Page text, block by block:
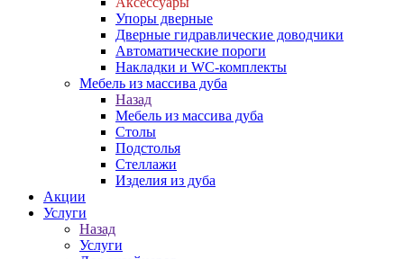
Упоры дверные
Дверные гидравлические доводчики
Автоматические пороги
Накладки и WC-комплекты
Мебель из массива дуба
Назад
Мебель из массива дуба
Столы
Подстолья
Стеллажи
Изделия из дуба
Акции
Услуги
Назад
Услуги